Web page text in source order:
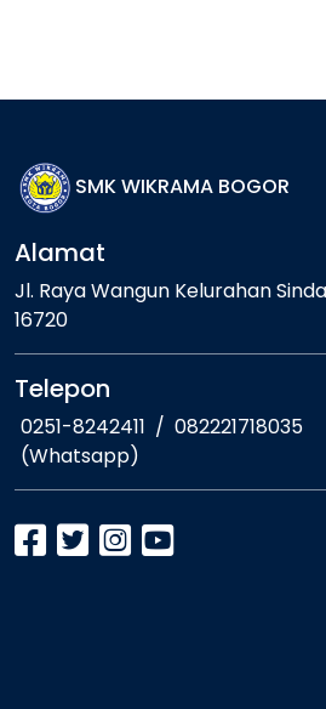
SMK WIKRAMA BOGOR
Alamat
Jl. Raya Wangun Kelurahan
16720
Telepon
0251-8242411 / 082221718035
(Whatsapp)